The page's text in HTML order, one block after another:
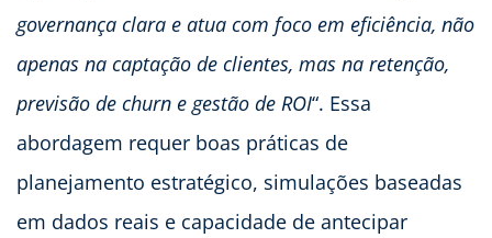
governança clara e atua com foco em eficiência, não
apenas na captação de clientes, mas na retenção,
previsão de churn e gestão de ROI“. Essa
abordagem requer boas práticas de
planejamento estratégico, simulações baseadas
em dados reais e capacidade de antecipar